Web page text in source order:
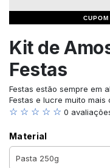
CUPOM
Kit de
Festas
Festas estão sempre em
Festas e lucre muito mais
☆ ☆ ☆ ☆ ☆ 0
Material